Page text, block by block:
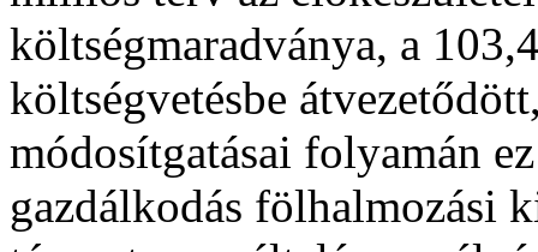
költségmaradványa, a
költségvetésbe
módosítgatásai folyamán
gazdálkodás fölhalmozási